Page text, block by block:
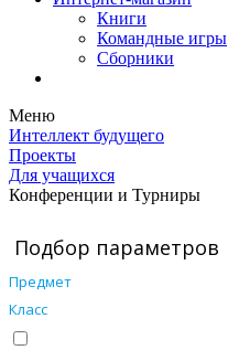
Книги
Командные игры
Сборники
Меню
Интеллект будущего
Проекты
Для учащихся
Конференции и Турниры
Подбор параметров
Предмет
Класс